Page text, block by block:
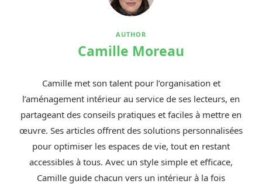
AUTHOR
Camille Moreau
Camille met son talent pour l’organisation et
l’aménagement intérieur au service de ses lecteurs, en
partageant des conseils pratiques et faciles à mettre en
œuvre. Ses articles offrent des solutions personnalisées
pour optimiser les espaces de vie, tout en restant
accessibles à tous. Avec un style simple et efficace,
Camille guide chacun vers un intérieur à la fois